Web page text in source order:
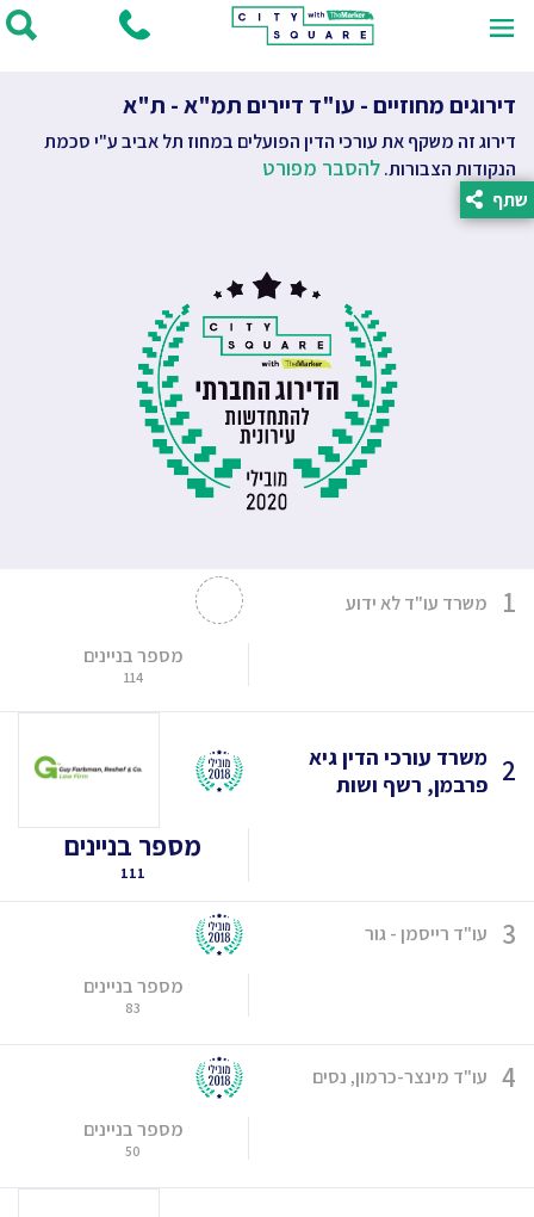
דירוגים מחוזיים - עו"ד דיירים תמ"א - ת"א
דירוג זה משקף את עורכי הדין הפועלים במחוז תל אביב ע"י סכמת
הנקודות הצבורות.להסבר מפורט
שתף
1 משרד עו"ד לא ידוע
מספר בניינים
114
2 משרד עורכי הדין גיא
פרבמן, רשף ושות
מספר בניינים
111
3 עו"ד רייסמן - גור
מספר בניינים
83
4 עו"ד מינצר-כרמון, נסים
מספר בניינים
50